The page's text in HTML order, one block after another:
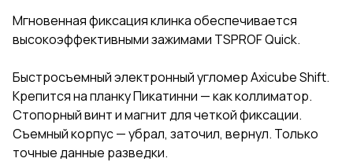
Мгновенная фиксация клинка обеспечивается
высокоэффективными зажимами TSPROF Quick.
Быстросъемный электронный угломер Axicube Shift.
Крепится на планку Пикатинни — как коллиматор.
Стопорный винт и магнит для четкой фиксации.
Съемный корпус — убрал, заточил, вернул. Только
точные данные разведки.